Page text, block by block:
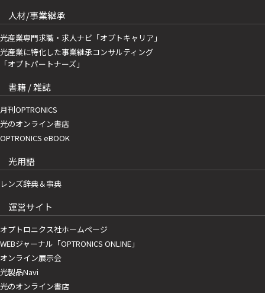
人材/事業継承
光産業専門求職・求人ナビ「オプトキャリア」
光産業に特化した事業継承コンサルティング
「オプトパートナーズ」
書籍 / 雑誌
月刊OPTRONICS
光のオンライン書店
OPTRONICS eBOOK
光用語
レンズ辞典＆事典
運営サイト
オプトロニクス社ホームページ
WEBジャーナル「OPTRONICS ONLINE」
オンライン展示会
光製品Navi
光のオンライン書店